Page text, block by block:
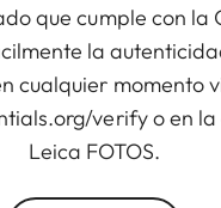
que cumple con la
la
cualquier momento
verify o en
Leica FOTOS.